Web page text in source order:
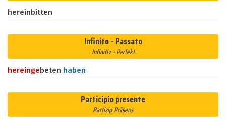
hereinbitten
Infinito - Passato
Infinitiv - Perfekt
hereingebeten haben
Participio presente
Partizip Präsens